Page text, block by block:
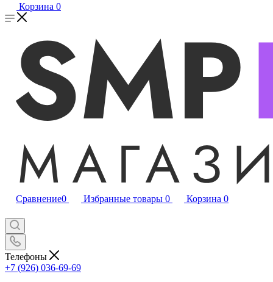
Корзина 0
Сравнение0 Избранные товары 0 Корзина 0
Телефоны
+7 (926) 036-69-69